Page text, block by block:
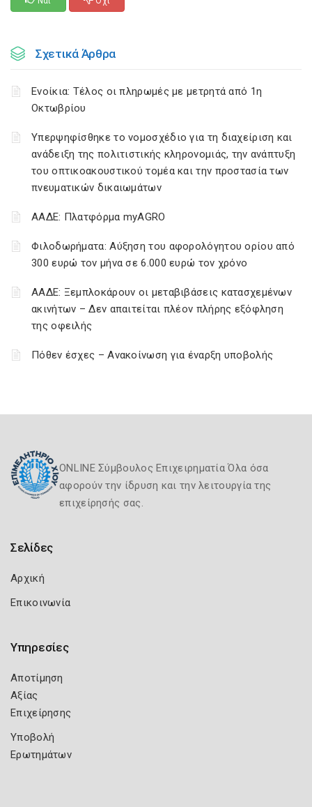
Σχετικά Άρθρα
Ενοίκια: Τέλος οι πληρωμές με μετρητά από 1η
Οκτωβρίου
Υπερψηφίσθηκε το νομοσχέδιο για τη διαχείριση και
ανάδειξη της πολιτιστικής κληρονομιάς, την ανάπτυξη
του οπτικοακουστικού τομέα και την προστασία των
πνευματικών δικαιωμάτων
ΑΑΔΕ: Πλατφόρμα myAGRO
Φιλοδωρήματα: Αύξηση του αφορολόγητου ορίου από
300 ευρώ τον μήνα σε 6.000 ευρώ τον χρόνο
ΑΑΔΕ: Ξεμπλοκάρουν οι μεταβιβάσεις κατασχεμένων
ακινήτων – Δεν απαιτείται πλέον πλήρης εξόφληση
της οφειλής
Πόθεν έσχες – Ανακοίνωση για έναρξη υποβολής
ONLINE Σύμβουλος Επιχειρηματία Όλα όσα
αφορούν την ίδρυση και την λειτουργία της
επιχείρησής σας.
Σελίδες
Αρχική
Επικοινωνία
Υπηρεσίες
Αποτίμηση
Αξίας
Επιχείρησης
Υποβολή
Ερωτημάτων